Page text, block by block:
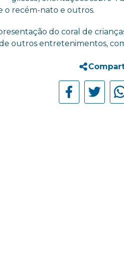
o recém-nato e outros.
do coral de
outros entretenimentos,